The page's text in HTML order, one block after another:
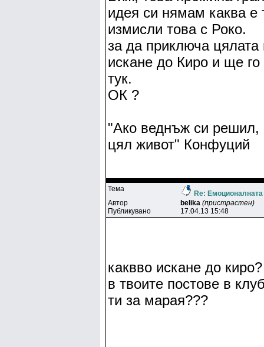
идея си нямам каква е
измисли това с Роко.
за да приключа
искане до Киро и ще
тук.
ОК ?
"Ако веднъж си решил,
цял живот" Конфуций
Тема
Re: Емоционалната
Автор
belika (пристрастен)
Публикувано
17.04.13 15:48
каквво искане до
в твоите постове в
ти за марая???